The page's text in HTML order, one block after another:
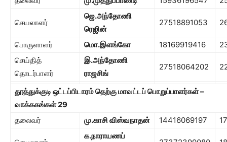
செயலாளர்
ஜெ.அந்தோணி
ரெஜின்
27518891053
பொருளாளர் மொ.இளங்கோ 18169919416
செய்தித்
தொடர்பாளர்
இ.அந்தோணி
ராஜசிங்
27518064202
தூத்துக்குடி ஒட்டப்பிடாரம் தெற்கு மாவட்டப் பொறுப்பாளர்கள் –
வாக்ககங்கள்29
தலைவர்
மு.காசி விஸ்வநாதன் 14416069197
க.நாராயணப்